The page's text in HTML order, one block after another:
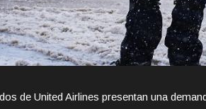
de United Airlines presentan una